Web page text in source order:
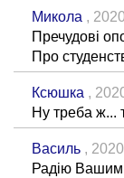
Микола ,
Пречудові
Про
Ксюшка ,
Ну треба ж...
Василь ,
Радію